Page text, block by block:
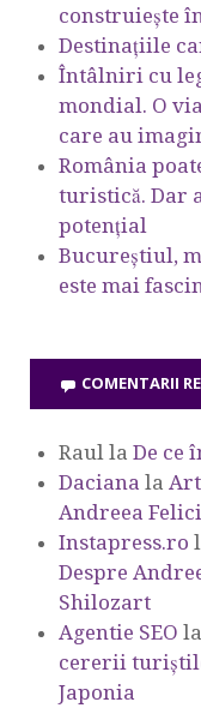
construiește
Destinațiile
Întâlniri cu
mondial. O
care au
România
turistică. Dar
potențial
Bucureștiul,
este mai
COMENTARII
Raul la De ce
Daciana la
Andreea
Instapress.ro
Despre
Shilozart
Agentie SEO la
cererii
Japonia